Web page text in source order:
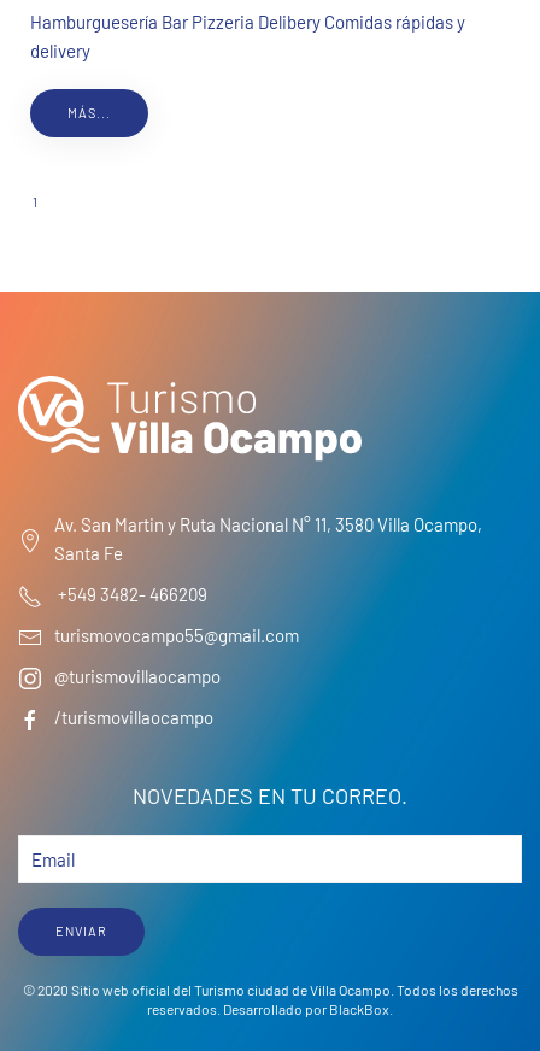
Hamburguesería Bar Pizzeria Delibery Comidas rápidas y
delivery
MÁS...
1
Av. San Martin y Ruta Nacional N° 11, 3580 Villa Ocampo,
Santa Fe
+549 3482- 466209
turismovocampo55@gmail.com
@turismovillaocampo
/turismovillaocampo
NOVEDADES EN TU CORREO.
ENVIAR
© 2020 Sitio web oficial del Turismo ciudad de Villa Ocampo. Todos los derechos
reservados. Desarrollado por BlackBox